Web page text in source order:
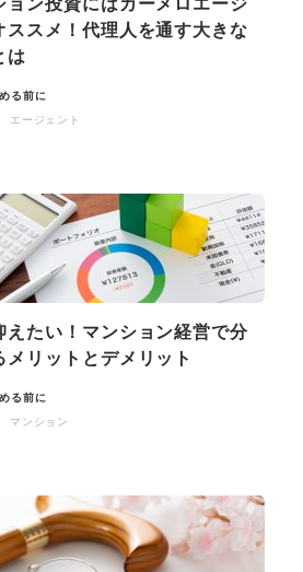
ョン投資にはカーメロエージ
ススメ！代理人を通す大きな
は
る前に
エージェント
えたい！マンション経営で分
メリットとデメリット
る前に
マンション